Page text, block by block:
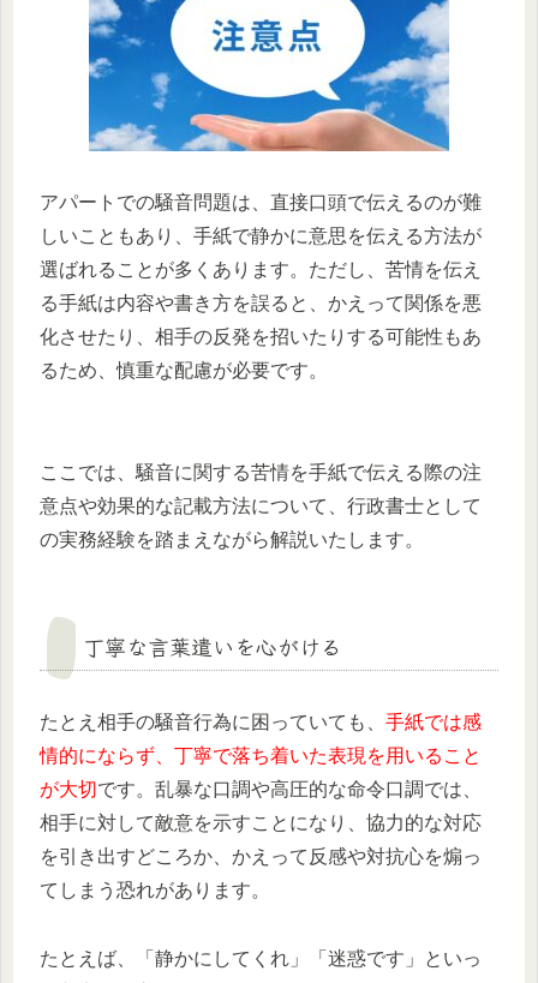
アパートでの騒音問題は、直接口頭で伝えるのが難
しいこともあり、手紙で静かに意思を伝える方法が
選ばれることが多くあります。ただし、苦情を伝え
る手紙は内容や書き方を誤ると、かえって関係を悪
化させたり、相手の反発を招いたりする可能性もあ
るため、慎重な配慮が必要です。
ここでは、騒音に関する苦情を手紙で伝える際の注
意点や効果的な記載方法について、行政書士として
の実務経験を踏まえながら解説いたします。
丁寧な言葉遣いを心がける
たとえ相手の騒音行為に困っていても、 手紙では感
情的にならず、丁寧で落ち着いた表現を用いること
が大切 です。乱暴な口調や高圧的な命令口調では、
相手に対して敵意を示すことになり、協力的な対応
を引き出すどころか、かえって反感や対抗心を煽っ
てしまう恐れがあります。
たとえば、「静かにしてくれ」「迷惑です」といっ